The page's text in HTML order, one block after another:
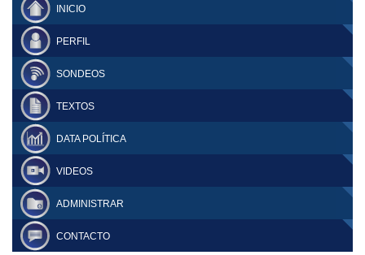
INICIO
PERFIL
SONDEOS
TEXTOS
DATA POLÍTICA
VIDEOS
ADMINISTRAR
CONTACTO